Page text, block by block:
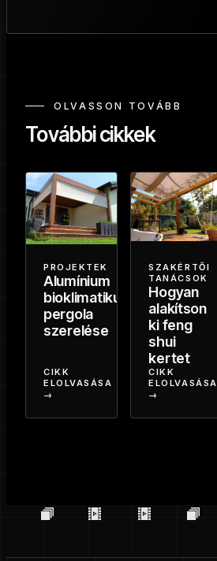
OLVASSON TOVÁBB
További cikkek
PROJEKTEK
Alumínium
bioklimatikus
pergola
szerelése
CIKK
ELOLVASÁSA
→
SZAKÉRTŐI
TANÁCSOK
Hogyan
alakítson
ki feng
shui
kertet
CIKK
ELOLVASÁSA
→